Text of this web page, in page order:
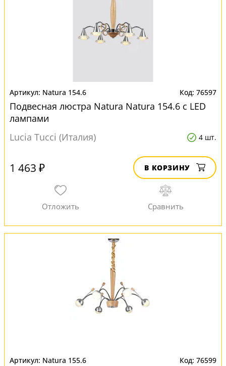
Natura 154.6 76597
Подвесная люстра Natura Natura 154.6 с LED
лампами
Lucia Tucci (Италия)
4 шт.
1 463 ₽ В КОРЗИНУ
Natura 155.6 76599